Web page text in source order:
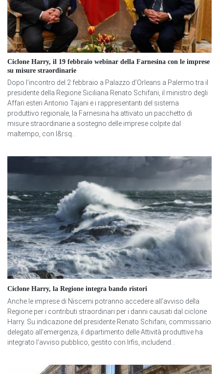
Ciclone Harry, il 19 febbraio webinar della Farnesina con le imprese
su misure straordinarie
Dopo l’incontro del 2 febbraio a Palazzo d’Orleans a Palermo tra il
presidente della Regione Siciliana Renato Schifani, il ministro degli
Affari esteri Antonio Tajani e i rappresentanti del sistema
produttivo regionale, la Farnesina ha attivato un pacchetto di
misure straordinarie a sostegno delle imprese colpite dal
maltempo, con l&rsq...
Ciclone Harry, la Regione integra bando ristori
Anche le imprese di Niscemi potranno accedere all’avviso della
Regione per i contributi straordinari per i danni causati dal ciclone
Harry. Su indicazione del presidente Renato Schifani, commissario
delegato all’emergenza, il dipartimento delle Attività produttive ha
integrato l’avviso pubblico, gestito con Irfis, includend...